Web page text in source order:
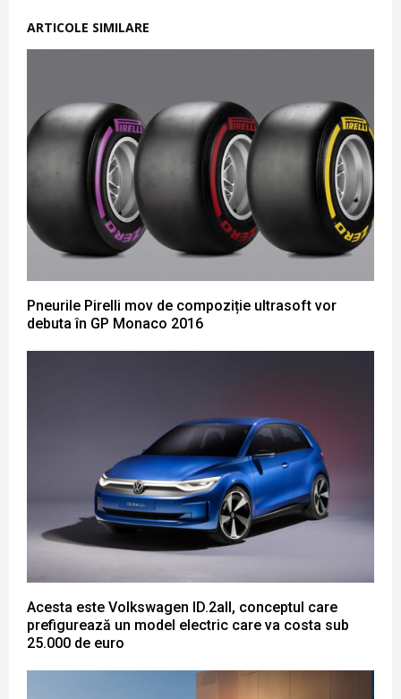
ARTICOLE SIMILARE
Pneurile Pirelli mov de compoziție ultrasoft vor
debuta în GP Monaco 2016
Acesta este Volkswagen ID.2all, conceptul care
prefigurează un model electric care va costa sub
25.000 de euro